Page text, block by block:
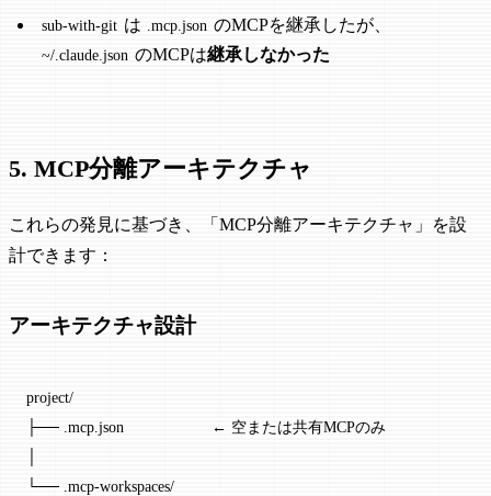
sub-with-git は .mcp.json のMCPを継承したが、
~/.claude.json のMCPは継承しなかった
5. MCP分離アーキテクチャ
これらの発見に基づき、「MCP分離アーキテクチャ」を設
計できます：
アーキテクチャ設計
project/
├── .mcp.json                    ← 空または共有MCPのみ
└── .mcp-workspaces/